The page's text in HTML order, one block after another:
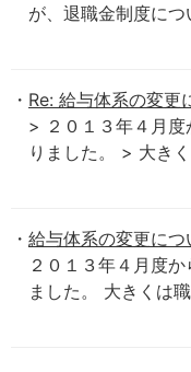
が、退職金制度に
Re: 給与体系の変更
> ２０１３年４月
りました。 > 大き
給与体系の変更につ
２０１３年４月度
ました。 大きくは